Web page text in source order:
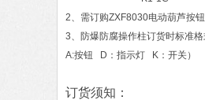
2、需订购ZXF8030电动葫芦按
3、防爆防腐操作柱订货时标准
A:按钮 D：指示灯 K：开关）
订货须知：